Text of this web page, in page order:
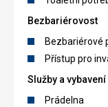
Bezbariérovost
Bezbariérové
Přístup pro
Služby a vybavení
Prádelna